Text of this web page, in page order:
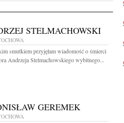
STELMACHOWSKI
smutkiem przyjęłam wiadomość o śmierci
Andrzeja Stelmachowskiego wybitnego...
GEREMEK